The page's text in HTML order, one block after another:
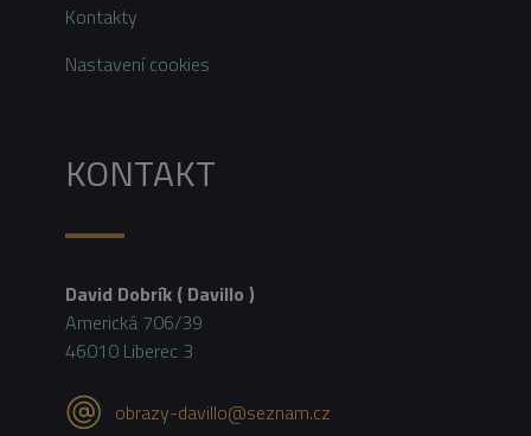
Kontakty
Nastavení cookies
KONTAKT
David Dobrík ( Davillo )
Americká 706/39
46010 Liberec 3
obrazy-davillo@seznam.cz